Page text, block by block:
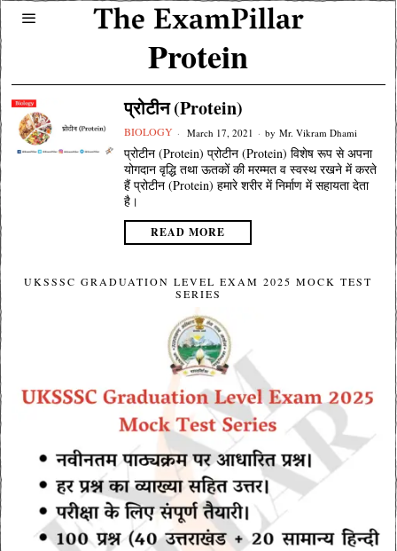
Protein
प्रोटीन (Protein)
BIOLOGY March 17, 2021 by Mr. Vikram Dhami
प्रोटीन (Protein) प्रोटीन (Protein) विशेष रूप से अपना
योगदान वृद्धि तथा ऊतकों की मरम्मत व स्वस्थ रखने में करते
हैं प्रोटीन (Protein) हमारे शरीर में निर्माण में सहायता देता
है।
READ MORE
UKSSSC GRADUATION LEVEL EXAM 2025 MOCK TEST
SERIES